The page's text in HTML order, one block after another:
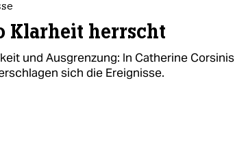
Klarheit herrscht
und Ausgrenzung: In Catherine Corsinis
sich die Ereignisse.